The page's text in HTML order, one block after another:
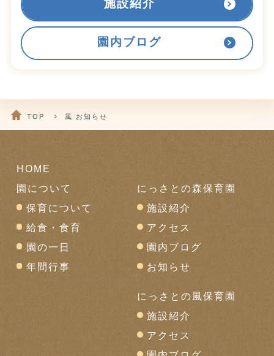
施設紹介
園内ブログ
TOP 風 お知らせ
HOME
園について
保育について
給食・食育
園の一日
年間行事
にっさとの森保育園
施設紹介
アクセス
園内ブログ
お知らせ
にっさとの風保育園
施設紹介
アクセス